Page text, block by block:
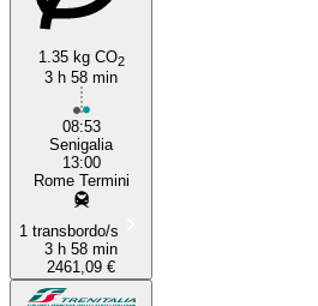
1.35 kg CO2
3 h 58 min
08:53
Senigalia
13:00
Rome Termini
1 transbordo/s
3 h 58 min
2461,09 €